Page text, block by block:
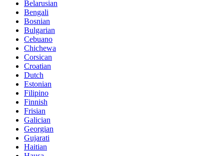
Belarusian
Bengali
Bosnian
Bulgarian
Cebuano
Chichewa
Corsican
Croatian
Dutch
Estonian
Filipino
Finnish
Frisian
Galician
Georgian
Gujarati
Haitian